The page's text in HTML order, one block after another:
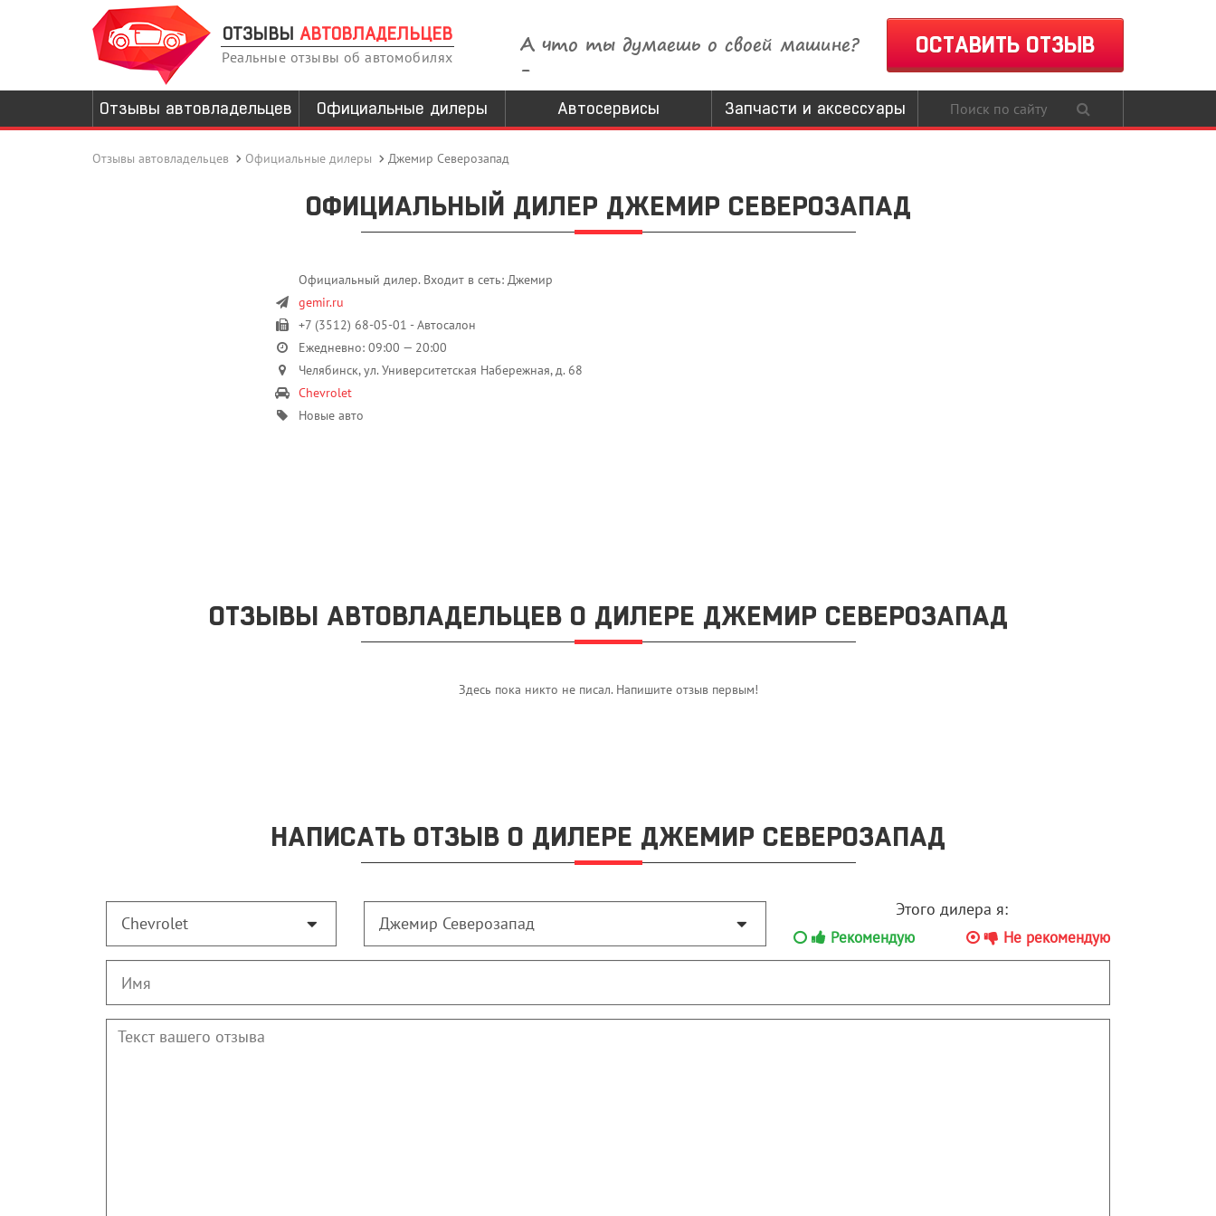
ОТЗЫВЫ АВТОВЛАДЕЛЬЦЕВ
Реальные отзывы об автомобилях
А что ты думаешь о своей машине?
-
ОСТАВИТЬ ОТЗЫВ
Отзывы автовладельцев Официальные дилеры Автосервисы Запчасти и аксессуары
Отзывы автовладельцев Официальные дилеры Джемир Северозапад
ОФИЦИАЛЬНЫЙ ДИЛЕР ДЖЕМИР СЕВЕРОЗАПАД
Официальный дилер. Входит в сеть: Джемир
gemir.ru
+7 (3512) 68-05-01 - Автосалон
Ежедневно: 09:00 — 20:00
Челябинск, ул. Университетская Набережная, д. 68
Chevrolet
Новые авто
ОТЗЫВЫ АВТОВЛАДЕЛЬЦЕВ О ДИЛЕРЕ ДЖЕМИР СЕВЕРОЗАПАД
Здесь пока никто не писал. Напишите отзыв первым!
НАПИСАТЬ ОТЗЫВ О ДИЛЕРЕ ДЖЕМИР СЕВЕРОЗАПАД
Этого дилера я:
Рекомендую Не рекомендую